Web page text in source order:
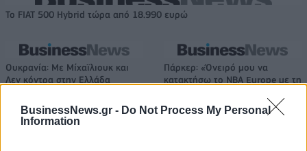
BusinessNews.gr - Do Not Process My Personal
Information
Το FIAT 500 Hybrid τώρα από 18.990 ευρώ
Ουκρανία: Με Μίχαϊλιουκ και
Λεν κόντρα στην Ελλάδα
Πάρκερ: «Όνειρό μου να
κατακτήσω το ΝΒΑ Europe με τη
ανάρτηση που έκανε